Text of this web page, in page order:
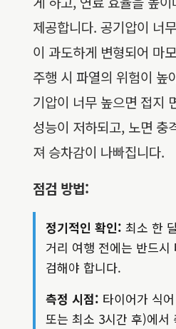
제공합니다. 공기압이 너
이 과도하게 변형되어 마
주행 시 파열의 위험이 높
기압이 너무 높으면 접지
성능이 저하되고, 노면 충
져 승차감이 나빠집니다.
점검 방법:
정기적인 확인: 최소 한
거리 여행 전에는 반드시
검해야 합니다.
측정 시점: 타이어가 식
또는 최소 3시간 후)에서